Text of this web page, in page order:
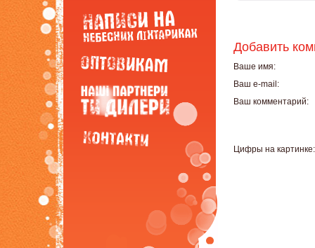
Добавить
Ваше имя:
Ваш e-mail:
Ваш комментарий:
Цифры на картинке: